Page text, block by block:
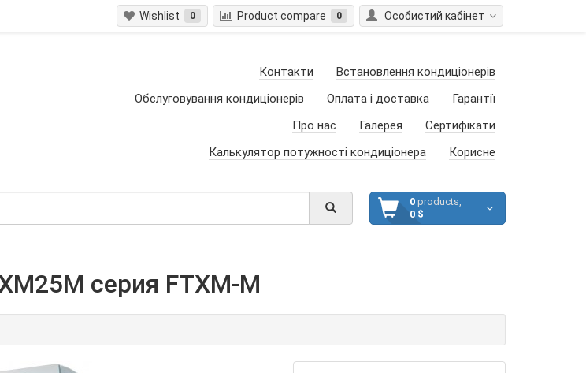
Особистий кабінет
Wishlist 0 Product compare 0
Контакти
Встановлення кондиціонерів
Обслуговування кондиціонерів
Оплата і доставка
Гарантії
Про нас
Галерея
Сертифікати
Калькулятор потужності кондиціонера
Корисне
0products,
0 $
серия FTXM-M